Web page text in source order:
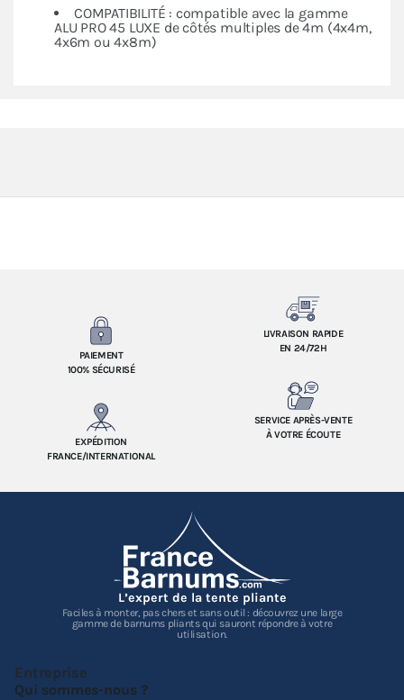
COMPATIBILITÉ : compatible avec la gamme
ALU PRO 45 LUXE de côtés multiples de 4m (4x4m,
4x6m ou 4x8m)
PAIEMENT
100% SÉCURISÉ
LIVRAISON RAPIDE
EN 24/72H
EXPÉDITION
FRANCE/INTERNATIONAL
SERVICE APRÈS-VENTE
À VOTRE ÉCOUTE
L’expert de la tente pliante
Faciles à monter, pas chers et sans outil : découvrez une large
gamme de barnums pliants qui sauront répondre à votre
utilisation.
Entreprise
Qui sommes-nous ?